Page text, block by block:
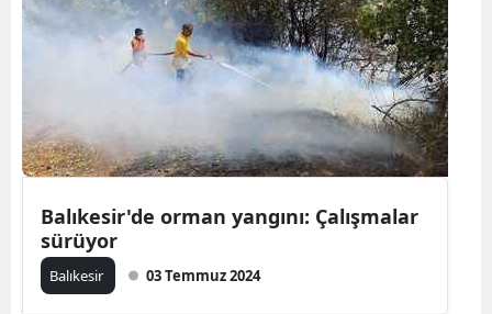
Balıkesir'de orman yangını: Çalışmalar
sürüyor
Balıkesir 03 Temmuz 2024